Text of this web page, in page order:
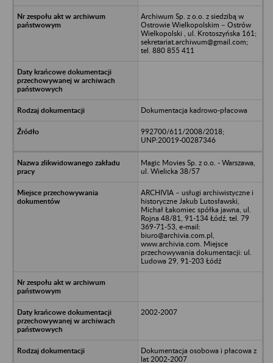
Archiwum Sp. z o.o. z siedzibą w
Ostrowie Wielkopolskim – Ostrów
Wielkopolski , ul. Krotoszyńska 161;
sekretariat.archiwum@gmail.com;
tel. 880 855 411
Dokumentacja kadrowo-płacowa
992700/611/2008/2018;
UNP:20019-00287346
Magic Movies Sp. z o.o. - Warszawa,
ul. Wielicka 38/57
ARCHIVIA – usługi archiwistyczne i
historyczne Jakub Lutosławski,
Michał Łakomiec spółka jawna, ul.
Rojna 48/81, 91-134 Łódź, tel. 79
369-71-53, e-mail:
biuro@archivia.com.pl,
www.archivia.com. Miejsce
przechowywania dokumentacji: ul.
Ludowa 29, 91-203 Łódź
2002-2007
Dokumentacja osobowa i płacowa z
lat 2002-2007